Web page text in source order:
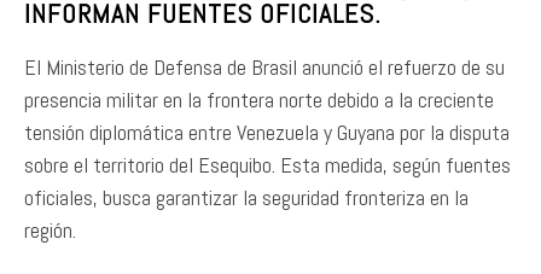
INFORMAN FUENTES OFICIALES.
El Ministerio de Defensa de Brasil anunció el refuerzo de su
presencia militar en la frontera norte debido a la creciente
tensión diplomática entre Venezuela y Guyana por la disputa
sobre el territorio del Esequibo. Esta medida, según fuentes
oficiales, busca garantizar la seguridad fronteriza en la
región.